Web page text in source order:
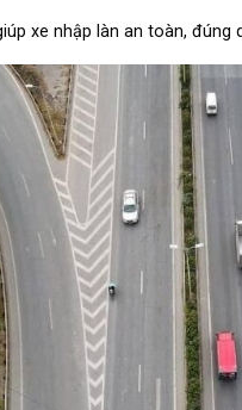
xe nhập làn an toàn, đúng